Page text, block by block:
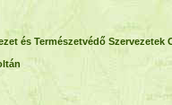
és Természetvédő Szervezetek